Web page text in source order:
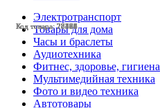
Код товара: 28528
Код товара: 28527
Код товара: 28386
Код товара: 28164
Код товара: 28141
Код товара: 27461
Код товара: 27460
Код товара: 28490
Код товара: 28483
Код товара: 28473
Код товара: 28470
Код товара: 28384
Электротранспорт
Товары для дома
Часы и браслеты
Аудиотехника
Фитнес, здоровье, гигиена
Мультимедийная техника
Фото и видео техника
Автотовары